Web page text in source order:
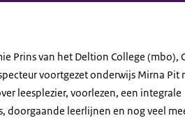
Prins van het Deltion College (mbo),
voortgezet onderwijs Mirna Pit
leesplezier, voorlezen, een integrale
doorgaande leerlijnen en nog veel